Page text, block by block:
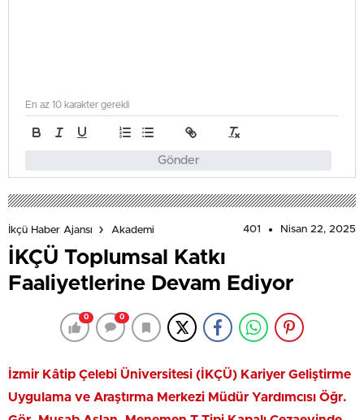
Gönder
En az 10 karakter gerekli
İkçü Haber Ajansı Akademi 401 Nisan 22, 2025
İKÇÜ Toplumsal Katkı
Faaliyetlerine Devam Ediyor
0 0
İzmir Kâtip Çelebi Üniversitesi (İKÇÜ) Kariyer Geliştirme
Uygulama ve Araştırma Merkezi Müdür Yardımcısı Öğr.